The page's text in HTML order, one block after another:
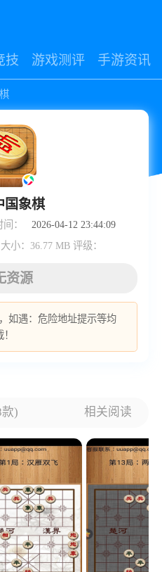
技 游戏测评 手游资讯
国象棋
：
2026-04-12 23:44:09
大小：36.77 MB 评级：
资源
如遇：危险地址提示等均
) 相关阅读